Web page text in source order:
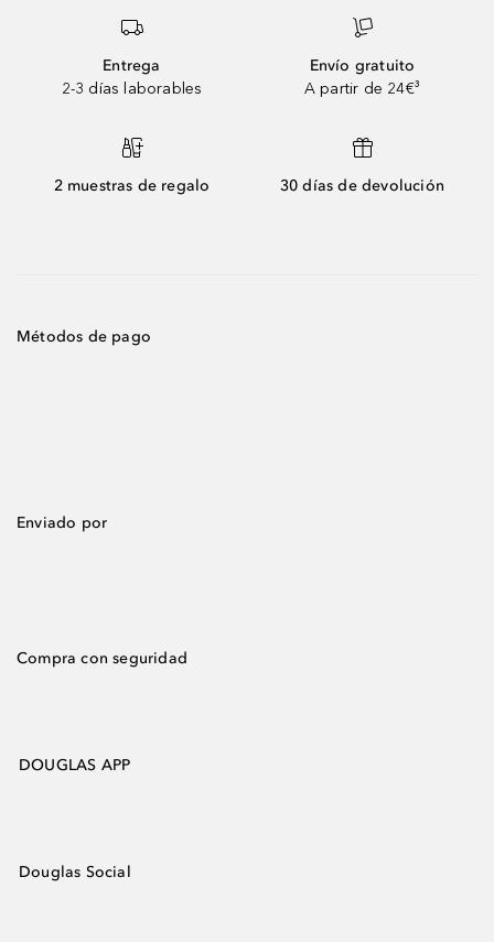
Entrega
2-3 días laborables
Envío gratuito
A partir de 24€³
2 muestras de regalo 30 días de devolución
Métodos de pago
Enviado por
Compra con seguridad
DOUGLAS APP
Douglas Social